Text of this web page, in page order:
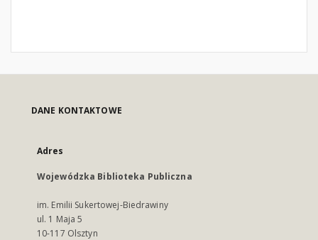
DANE KONTAKTOWE
Adres
Wojewódzka Biblioteka Publiczna
im. Emilii Sukertowej-Biedrawiny
ul. 1 Maja 5
10-117 Olsztyn